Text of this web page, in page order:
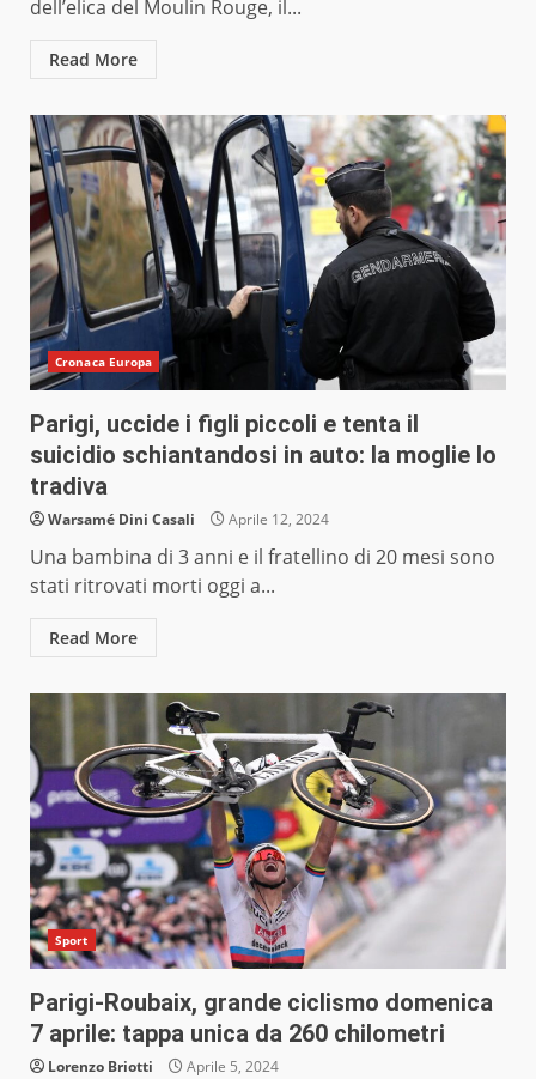
dell’elica del Moulin Rouge, il...
Read More
Cronaca Europa
Parigi, uccide i figli piccoli e tenta il
suicidio schiantandosi in auto: la moglie lo
tradiva
Warsamé Dini Casali Aprile 12, 2024
Una bambina di 3 anni e il fratellino di 20 mesi sono
stati ritrovati morti oggi a...
Read More
Sport
Parigi-Roubaix, grande ciclismo domenica
7 aprile: tappa unica da 260 chilometri
Lorenzo Briotti Aprile 5, 2024